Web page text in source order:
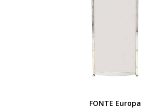
FONTE Europa